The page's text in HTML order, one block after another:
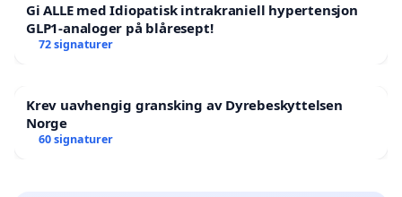
Gi ALLE med Idiopatisk intrakraniell hypertensjon
GLP1-analoger på blåresept!
72 signaturer
Krev uavhengig gransking av Dyrebeskyttelsen
Norge
60 signaturer